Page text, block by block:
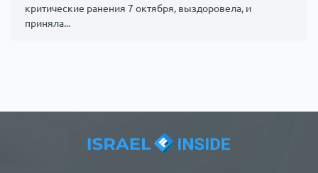
критические ранения 7 октября, выздоровела, и
приняла...